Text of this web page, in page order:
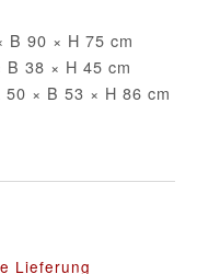
B 90 × H 75 cm
38 × H 45 cm
× B 53 × H 86 cm
Lieferung